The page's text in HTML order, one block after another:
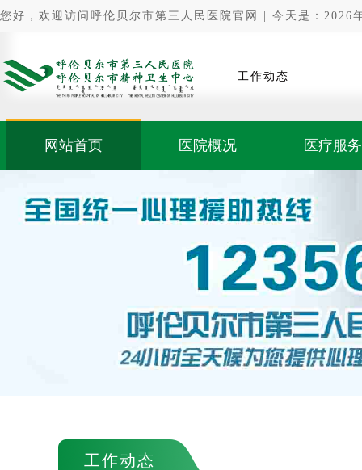
您好，欢迎访问呼伦贝尔市第三人民医院官网 | 今天是：2026
工作动态
网站首页 医院概况 医疗服务
工作动态